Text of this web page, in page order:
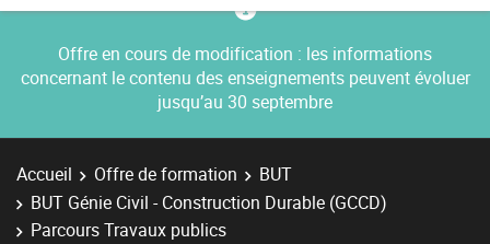
Offre en cours de modification : les informations
concernant le contenu des enseignements peuvent évoluer
jusqu’au 30 septembre
Accueil Offre de formation
BUT
BUT Génie Civil - Construction Durable (GCCD)
Parcours Travaux publics